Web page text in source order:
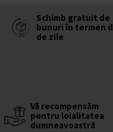
Schimb gratuit de
bunuri în termen
de zile
Vă recompensăm
pentru loialitatea
dumneavoastră